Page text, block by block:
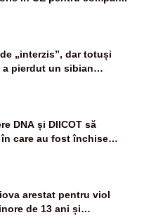
„interzis”, dar totuși
a pierdut un sibian
o parcare în centrul
DNA și DIICOT să
care au fost închise
arestat pentru viol
de 13 ani și